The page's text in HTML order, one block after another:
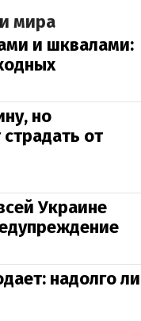
мира
и шквалами:
но
от
Украине
надолго ли